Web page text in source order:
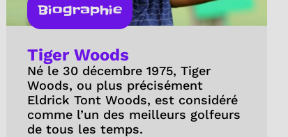
Biographie
Tiger Woods
Né le 30 décembre 1975, Tiger
Woods, ou plus précisément
Eldrick Tont Woods, est considéré
comme l’un des meilleurs golfeurs
de tous les temps.